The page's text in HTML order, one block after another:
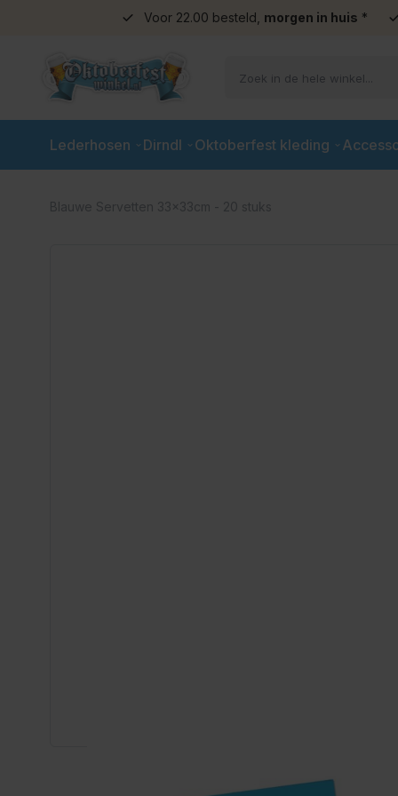
Voor 22.00 besteld, morgen in huis *
Lederhosen Dirndl Oktoberfest kleding
Blauwe Servetten 33x33cm - 20 stuks